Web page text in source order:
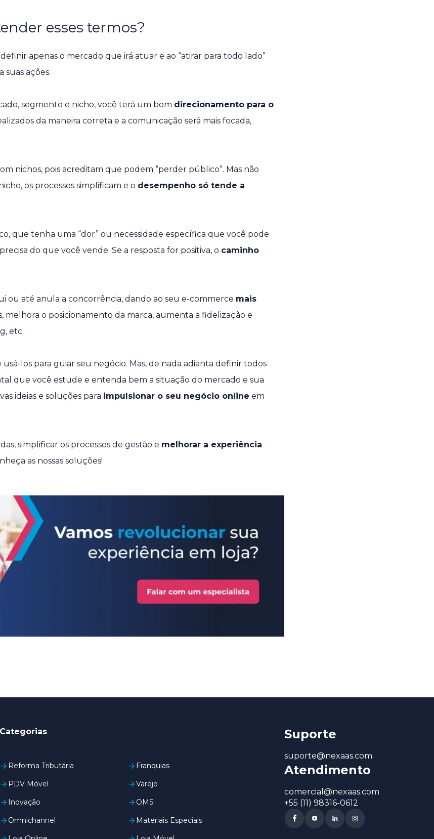
esses termos?
apenas o mercado que irá atuar e ao “atirar para todo lado”
suas ações.
segmento e nicho, você terá um bom direcionamento para o
da maneira correta e a comunicação será mais focada,
nichos, pois acreditam que podem “perder público”. Mas não
os processos simplificam e o desempenho só tende a
que tenha uma “dor” ou necessidade específica que você pode
do que você vende. Se a resposta for positiva, o caminho
ou até anula a concorrência, dando ao seu e-commerce mais
melhora o posicionamento da marca, aumenta a fidelização e
etc.
los para guiar seu negócio. Mas, de nada adianta definir todos
que você estude e entenda bem a situação do mercado e sua
ideias e soluções para impulsionar o seu negócio online em
simplificar os processos de gestão e melhorar a experiência
as nossas soluções!
Categorias
Reforma Tributária
Franquias
PDV Móvel
Varejo
Inovação
OMS
Omnichannel
Materiais Especiais
Suporte
suporte@nexaas.com
Atendimento
comercial@nexaas.com
+55 (11) 98316-0612